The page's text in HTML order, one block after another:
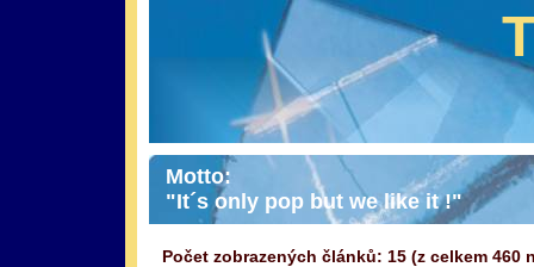
Motto:
"It´s only pop but we like it !"
Počet zobrazených článků: 15 (z celkem 460